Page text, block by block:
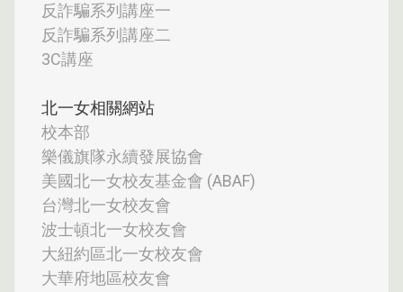
反詐騙系列講座一
反詐騙系列講座二
3C講座
北一女相關網站
校本部
樂儀旗隊永續發展協會
美國北一女校友基金會 (ABAF)
台灣北一女校友會
波士頓北一女校友會
大紐約區北一女校友會
大華府地區校友會